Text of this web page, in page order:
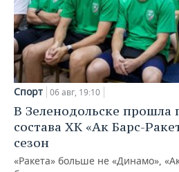
Спорт 06 авг, 19:10
В Зеленодольске прошла
состава ХК «Ак Барс-
сезон
«Ракета» больше не «Динамо»,